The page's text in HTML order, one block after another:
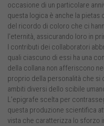
occasione di un particolare
questa logica è anche la pietas
del ricordo di coloro che ci
l’eternità, assicurando loro in
I contributi dei collaboratori
quali ciascuno di essi ha una
della collana non afferiscono
proprio della personalità che si
ambiti diversi dello scibile
L’epigrafe scelta per
questa produzione scientifica
vista che caratterizza lo sforzo